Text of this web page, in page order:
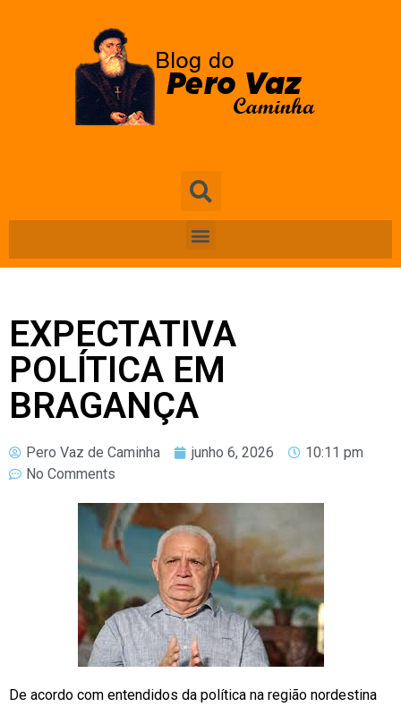
EXPECTATIVA
POLÍTICA EM
BRAGANÇA
Pero Vaz de Caminha junho 6, 2026
10:11 pm
No Comments
De acordo com entendidos da política na região nordestina